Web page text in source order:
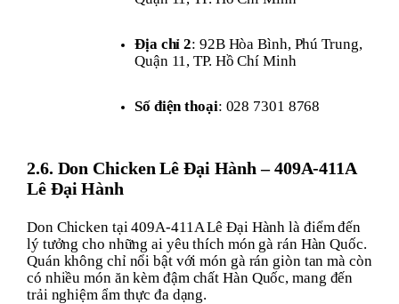
Địa chỉ 2: 92B Hòa Bình, Phú Trung,
Quận 11, TP. Hồ Chí Minh
Số điện thoại: 028 7301 8768
2.6. Don Chicken Lê Đại Hành – 409A-411A
Lê Đại Hành
Don Chicken tại 409A-411A Lê Đại Hành là điểm đến
lý tưởng cho những ai yêu thích món gà rán Hàn Quốc.
Quán không chỉ nổi bật với món gà rán giòn tan mà còn
có nhiều món ăn kèm đậm chất Hàn Quốc, mang đến
trải nghiệm ẩm thực đa dạng.